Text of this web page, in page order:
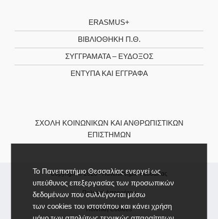
Το Πανεπιστήμιο Θεσσαλίας ενεργεί ως
υπεύθυνος επεξεργασίας των προσωπικών
δεδομένων που συλλέγονται μέσω
των cookies του ιστοτόπου και κάνει χρήση
ERASMUS+
ΒΙΒΛΙΟΘΉΚΗ Π.Θ.
ΣΥΓΓΡΆΜΑΤΑ – ΕΎΔΟΞΟΣ
ΈΝΤΥΠΑ ΚΑΙ ΈΓΓΡΑΦΑ
ΣΧΟΛΉ ΚΟΙΝΩΝΙΚΏΝ ΚΑΙ ΑΝΘΡΩΠΙΣΤΙΚΏΝ
ΕΠΙΣΤΗΜΏΝ
Copyright © 2026 -Πανεπιστήμιο Θεσσαλίας
Πολιτική Απορρήτου
Πολιτική Cookies